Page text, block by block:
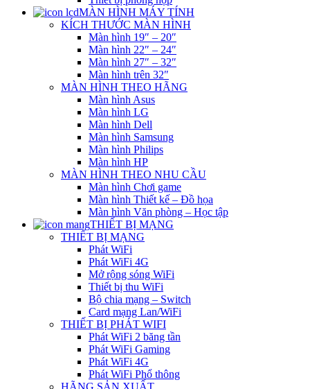
MÀN HÌNH MÁY TÍNH
KÍCH THƯỚC MÀN HÌNH
Màn hình 19″ – 20″
Màn hình 22″ – 24″
Màn hình 27″ – 32″
Màn hình trên 32″
MÀN HÌNH THEO HÃNG
Màn hình Asus
Màn hình LG
Màn hình Dell
Màn hình Samsung
Màn hình Philips
Màn hình HP
MÀN HÌNH THEO NHU CẦU
Màn hình Chơi game
Màn hình Thiết kế – Đồ họa
Màn hình Văn phòng – Học tập
THIẾT BỊ MẠNG
THIẾT BỊ MẠNG
Phát WiFi
Phát WiFi 4G
Mở rộng sóng WiFi
Thiết bị thu WiFi
Bộ chia mạng – Switch
Card mạng Lan/WiFi
THIẾT BỊ PHÁT WIFI
Phát WiFi 2 băng tần
Phát WiFi Gaming
Phát WiFi 4G
Phát WiFi Phổ thông
HÃNG SẢN XUẤT